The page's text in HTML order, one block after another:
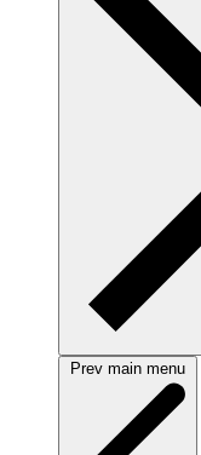
Prev main menu